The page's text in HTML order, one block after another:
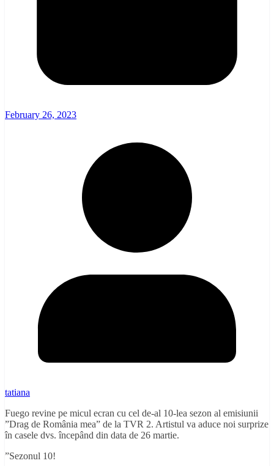
February 26, 2023
tatiana
Fuego revine pe micul ecran cu cel de-al 10-lea sezon al emisiunii
”Drag de România mea” de la TVR 2. Artistul va aduce noi surprize
în casele dvs. începând din data de 26 martie.
”Sezonul 10!